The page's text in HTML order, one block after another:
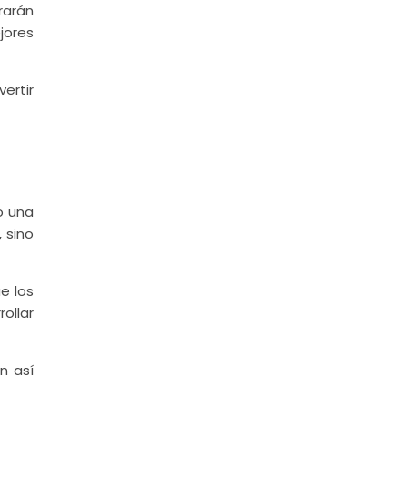
una
sino
los
así